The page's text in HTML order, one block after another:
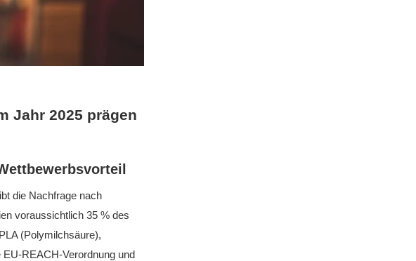
Jahr 2025 prägen
die Nachfrage nach
voraussichtlich 35 % des
(Polymilchsäure),
REACH-Verordnung und